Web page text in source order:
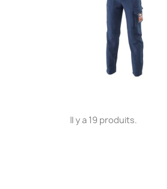
Il y a 19 produits.